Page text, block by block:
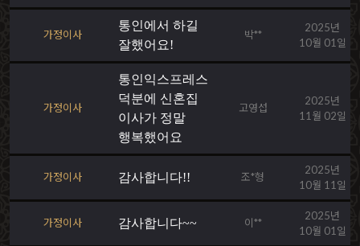
가정이사
통인에서 하길
잘했어요!
박**
2025년
10월 01일
가정이사
통인익스프레스
덕분에 신혼집
이사가 정말
행복했어요
고영섭
2025년
11월 02일
가정이사 감사합니다!! 조*형
2025년
10월 11일
가정이사 감사합니다~~ 이**
2025년
10월 01일